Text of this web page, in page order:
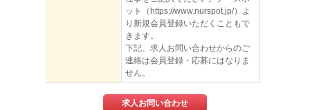
ット（https://www.nurspot.jp/）よ
り新規会員登録いただくこともで
きます。
下記、求人お問い合わせからのご
連絡は会員登録・応募にはなりま
せん。
求人お問い合わせ